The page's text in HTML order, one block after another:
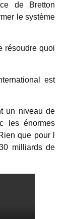
de Bretton
le système
résoudre quoi
est
un niveau de
les énormes
que pour l
milliards de